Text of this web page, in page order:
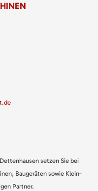
setzen Sie bei
Baugeräten sowie Klein-
Partner.